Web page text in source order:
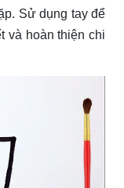
Sử dụng tay để
và hoàn thiện chi